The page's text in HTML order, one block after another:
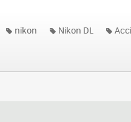
nikon Nikon DL